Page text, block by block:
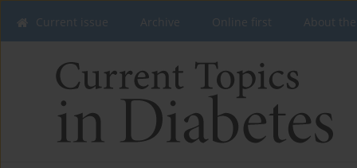
Current issue Archive Online first About the